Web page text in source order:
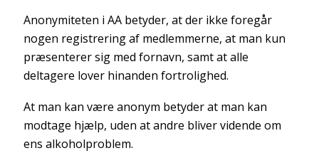
Anonymiteten i AA betyder, at der ikke foregår
nogen registrering af medlemmerne, at man kun
præsenterer sig med fornavn, samt at alle
deltagere lover hinanden fortrolighed.
At man kan være anonym betyder at man kan
modtage hjælp, uden at andre bliver vidende om
ens alkoholproblem.